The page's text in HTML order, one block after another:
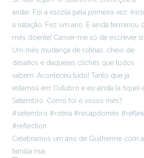
Celebrámos um ano de Guilherme com a
família mai